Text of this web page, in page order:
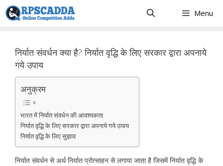
Skip
to
Menu
निर्यात संवर्धन क्या है? निर्यात वृद्धि के लिए सरकार द्वारा अपनाये
गये उपाय
अनुक्रम
भारत में निर्यात संवर्धन की आवश्यकता
निर्यात वृद्धि के लिए सरकार द्वारा अपनाये गये उपाय
निर्यात वृद्धि के लिए सुझाव
निर्यात संवर्धन से अर्थ निर्यात प्रोत्साहन से लगाया जाता है जिसमें निर्यात वृद्धि के